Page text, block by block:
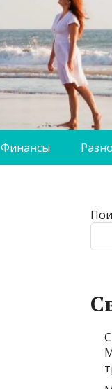
Финансы